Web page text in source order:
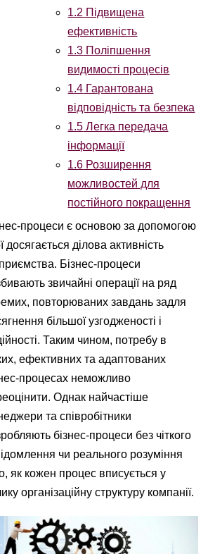
1.2 Підвищена
ефективність
1.3 Поліпшення
видимості процесів
1.4 Гарантована
відповідність та безпека
1.5 Легка передача
інформації
1.6 Розширення
можливостей для
постійного покращення
процеси є основою за допомогою
досягається ділова активність
Бізнес-процеси
звичайні операції на ряд
повторюваних завдань задля
більшої узгодженості і
Таким чином, потребу в
ефективних та адаптованих
процесах неможливо
Однак найчастіше
та співробітники
бізнес-процеси без чіткого
чи реального розуміння
як кожен процес вписується у
організаційну структуру компанії.